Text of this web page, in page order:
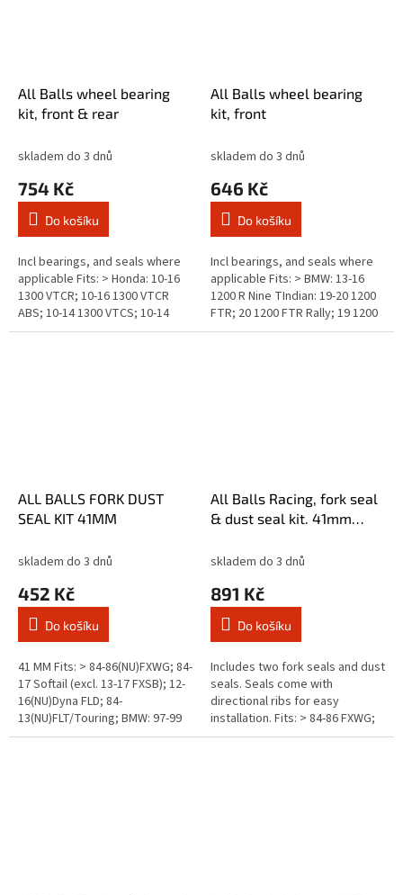
All Balls wheel bearing
kit, front & rear
skladem do 3 dnů
754 Kč
Do košíku
Incl bearings, and seals where
applicable Fits: > Honda: 10-16
1300 VTCR; 10-16 1300 VTCR
ABS; 10-14 1300 VTCS; 10-14
1300 VTCS ABS; 10-12, 13, 14-15
All Balls wheel bearing
kit, front
skladem do 3 dnů
646 Kč
Do košíku
Incl bearings, and seals where
applicable Fits: > BMW: 13-16
1200 R Nine TIndian: 19-20 1200
FTR; 20 1200 FTR Rally; 19 1200
FTR Rally LE; 19 1200 FTR
ALL BALLS FORK DUST
SEAL KIT 41MM
skladem do 3 dnů
452 Kč
Do košíku
41 MM Fits: > 84-86(NU)FXWG; 84-
17 Softail (excl. 13-17 FXSB); 12-
16(NU)Dyna FLD; 84-
13(NU)FLT/Touring; BMW: 97-99
650 F; 00-07 650 F GS/GS Dakar;
All Balls Racing, fork seal
& dust seal kit. 41mm
skladem do 3 dnů
891 Kč
Do košíku
Includes two fork seals and dust
seals. Seals come with
directional ribs for easy
installation. Fits: > 84-86 FXWG;
84-17 Softail (excl. 13-17 FXSB);